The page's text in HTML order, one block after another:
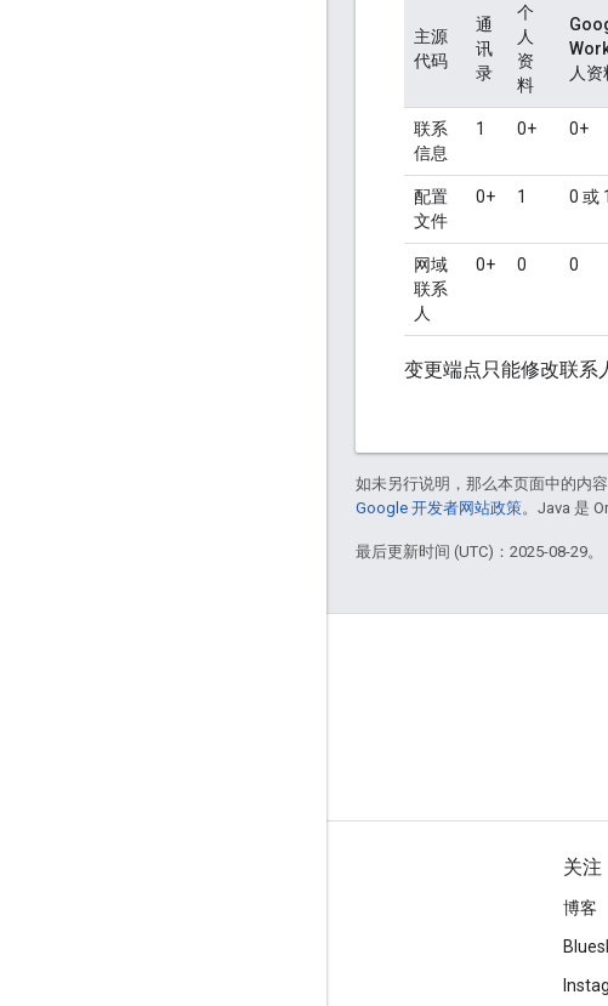
主源
代码
通
讯
录
个
人
资
料
人资
联系
信息
1 0+ 0+
配置
文件
0+ 1 0 或 1
网域
联系
人
0+ 0 0
变更端点只能修改联系
如未另行说明，那么本页面中的内
Google 开发者网站政策。Java 是
最后更新时间 (UTC)：2025-08-29。
关注
博客